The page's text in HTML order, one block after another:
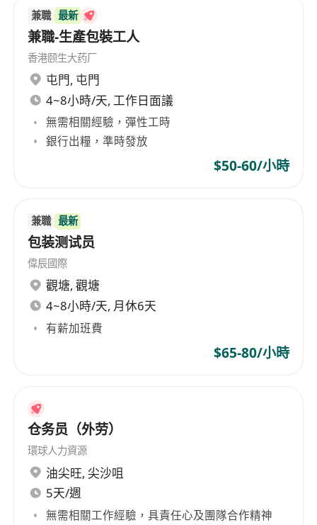
年滿18歲，持有效香港身份證，無需特定學歷要
求，具基本讀寫能力，能理解中文包裝標示及作
業指示。
具備良好手眼協調能力及穩定專注力，能適應重
複性包裝動作，並於指定時間內達成產出標準。
願意接受輪班安排（包括日班、晚班或假日
班），具備基本團隊合作意識，服從現場主管工
作調配與指導。
無傳染性疾病，健康狀況適合從事食品接觸類工
有食品廠房、物流中心或製造業包裝工作經驗者
優先；無經驗者亦歡迎申請，公司提供在職培
訓。
福利
提供具市場競爭力之時薪或月薪，按實際工作時
數計算，超時工作依法支付額外補償。
設有員工推薦獎勵計劃，成功推薦合適人選獲聘
可獲現金獎勵。
提供職業安全與健康培訓，包括食品安全、機械
操作安全及緊急應變知識，保障員工工作安全。
設有員工關懷支援，包括季度健康提醒、節日小
禮物及年度員工活動，營造正面工作氛圍。
兼職 最新
兼職-生產包裝工人
香港颐生大药厂
屯門, 屯門
4~8小時/天, 工作日面議
無需相關經驗，彈性工時
銀行出糧，準時發放
$50-60/小時
兼職 最新
包装测试员
偉辰國際
觀塘, 觀塘
4~8小時/天, 月休6天
有薪加班費
$65-80/小時
仓务员（外劳）
環球人力資源
油尖旺, 尖沙咀
5天/週
無需相關工作經驗，具責任心及團隊合作精神